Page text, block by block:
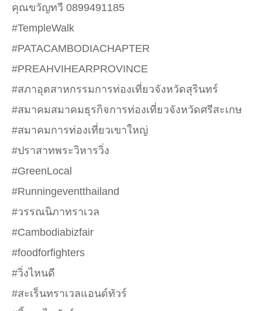
คุณขวัญทวี 0899491185
#TempleWalk
#PATACAMBODIACHAPTER
#PREAHVIHEARPROVINCE
#สภาอุตสาหกรรมการท่องเที่ยวจังหวัดสุรินทร์
#สมาคมสมาคมธุรกิจการท่องเที่ยวจังหวัดศรีสะเกษ
#สมาคมการท่องเที่ยวเขาใหญ่
#ปราสาทพระวิหารวิ่ง
#GreenLocal
#Runningeventthailand
#วรรณนิภาทราเวล
#Cambodiabizfair
#foodforfighters
#วิ่งไหนดี
#สะเร็นทราเวลแอนด์ทัวร์